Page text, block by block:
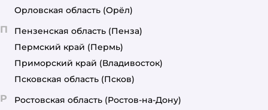
Орловская область (Орёл)
П Пензенская область (Пенза)
Пермский край (Пермь)
Приморский край (Владивосток)
Псковская область (Псков)
Р Ростовская область (Ростов-на-Дону)